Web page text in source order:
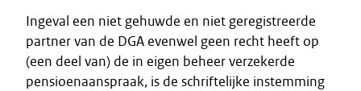
Ingeval een niet gehuwde en niet geregistreerde
partner van de DGA evenwel geen recht heeft op
(een deel van) de in eigen beheer verzekerde
pensioenaanspraak, is de schriftelijke instemming